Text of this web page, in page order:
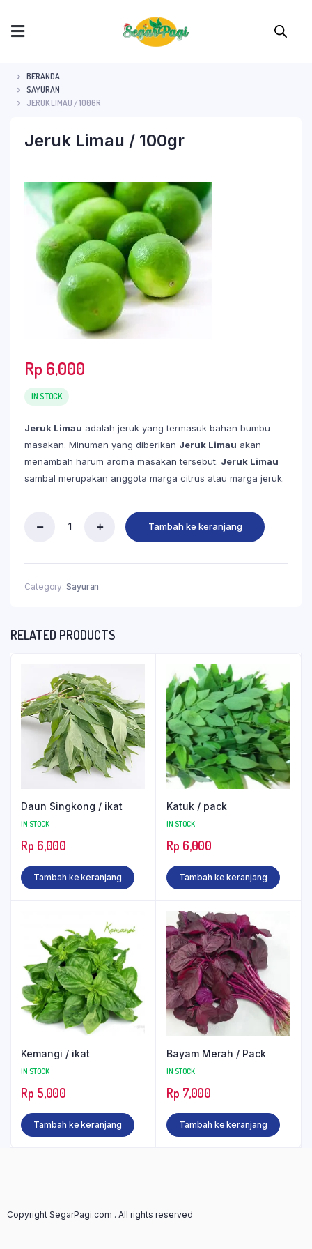
BERANDA
SAYURAN
JERUK LIMAU / 100GR
Jeruk Limau / 100gr
Rp 6,000
IN STOCK
Jeruk Limau adalah jeruk yang termasuk bahan bumbu
masakan. Minuman yang diberikan Jeruk Limau akan
menambah harum aroma masakan tersebut. Jeruk Limau
sambal merupakan anggota marga citrus atau marga jeruk.
Tambah ke keranjang
Category: Sayuran
RELATED PRODUCTS
Daun Singkong / ikat
IN STOCK
Rp 6,000
Tambah ke keranjang
Katuk / pack
IN STOCK
Rp 6,000
Tambah ke keranjang
Kemangi / ikat
IN STOCK
Rp 5,000
Tambah ke keranjang
Bayam Merah / Pack
IN STOCK
Rp 7,000
Tambah ke keranjang
Copyright SegarPagi.com . All rights reserved